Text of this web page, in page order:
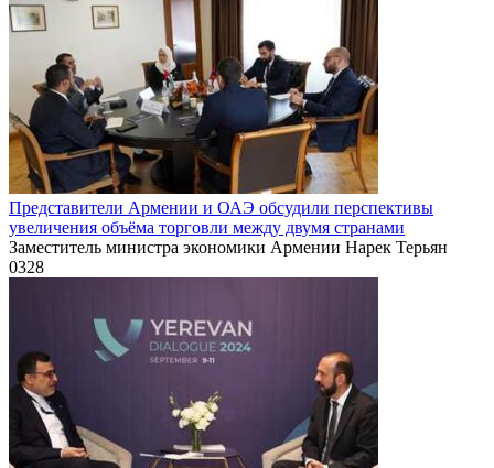
Представители Армении и ОАЭ обсудили перспективы
увеличения объёма торговли между двумя странами
Заместитель министра экономики Армении Нарек Терьян
0328